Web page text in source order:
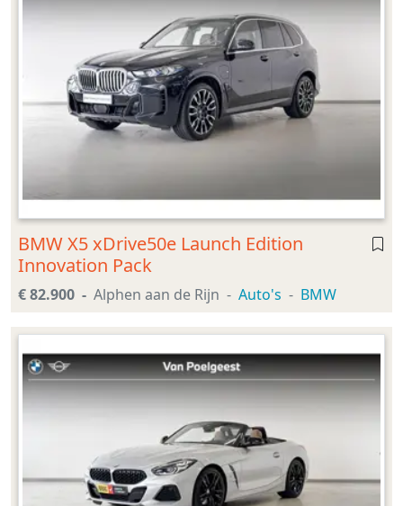
BMW X5 xDrive50e Launch Edition
Innovation Pack
€ 82.900 Alphen aan de Rijn Auto's BMW